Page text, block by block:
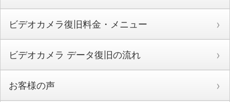
ビデオカメラ復旧料金・メニュー
ビデオカメラ データ復旧の流れ
お客様の声